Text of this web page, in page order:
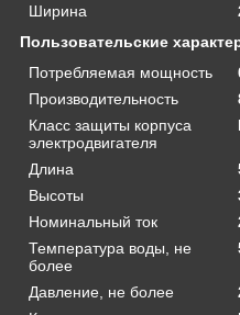
Ширина
Пользовательские
Потребляемая мощность
Производительность
Класс защиты корпуса
электродвигателя
Длина
Высоты
Номинальный ток
Температура воды, не
более
Давление, не более